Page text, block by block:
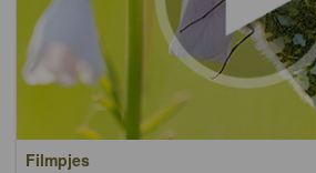
Filmpjes